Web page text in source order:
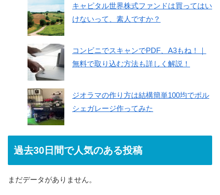
キャピタル世界株式ファンドは買ってはい
けないって、素人ですか？
コンビニでスキャンでPDF、A3もね！｜
無料で取り込む方法も詳しく解説！
ジオラマの作り方は結構簡単100均でポル
シェガレージ作ってみた
過去30日間で人気のある投稿
まだデータがありません。